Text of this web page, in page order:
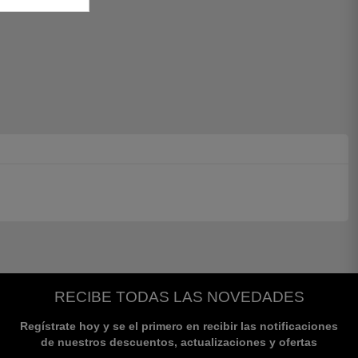
RECIBE TODAS LAS NOVEDADES
Regístrate hoy y se el primero en recibir las notificaciones
de nuestros descuentos, actualizaciones y ofertas